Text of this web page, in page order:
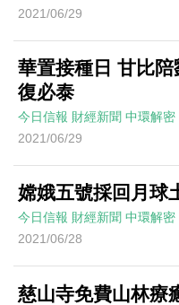
2021/06/29
華置接種日 甘比陪
復必泰
今日信報 財經新聞 中環解密
2021/06/29
嫦娥五號採回月球
今日信報 財經新聞 中環解密
2021/06/28
慈山寺免費山林療